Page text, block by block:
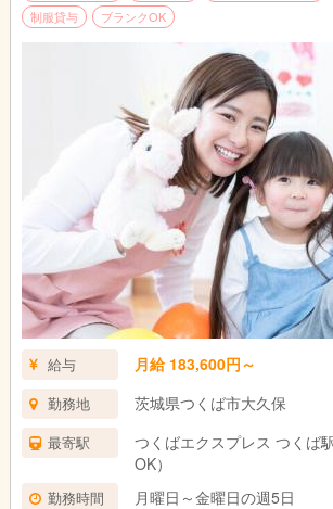
制服貸与
ブランクOK
給与 月給 183,600円～
勤務地 茨城県つくば市大久保
最寄駅
つくばエクスプレス つくば
OK）
勤務時間
月曜日～金曜日の週5日